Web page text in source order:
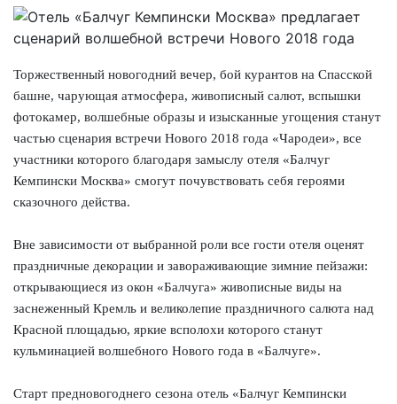
Торжественный новогодний вечер, бой курантов на Спасской
башне, чарующая атмосфера, живописный салют, вспышки
фотокамер, волшебные образы и изысканные угощения станут
частью сценария встречи Нового 2018 года «Чародеи», все
участники которого благодаря замыслу отеля «Балчуг
Кемпински Москва» смогут почувствовать себя героями
сказочного действа.
Вне зависимости от выбранной роли все гости отеля оценят
праздничные декорации и завораживающие зимние пейзажи:
открывающиеся из окон «Балчуга» живописные виды на
заснеженный Кремль и великолепие праздничного салюта над
Красной площадью, яркие всполохи которого станут
кульминацией волшебного Нового года в «Балчуге».
Старт предновогоднего сезона отель «Балчуг Кемпински